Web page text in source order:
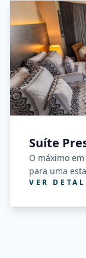
Suíte
O máximo
para uma
VER